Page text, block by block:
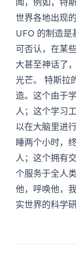
闻，例如，特
世界各地出现
UFO 的制造是
可否认，在某
大甚至神话了
光芒。 特斯拉
造。这个由于
人；这个学习
以在大脑里进
睡两个小时，
人；这个拥有
个服务于全人
他，呼唤他，
实世界的科学研